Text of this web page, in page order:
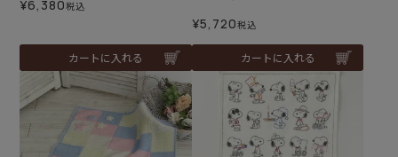
¥6,380税込
カートに入れる
¥5,720税込
カートに入れる